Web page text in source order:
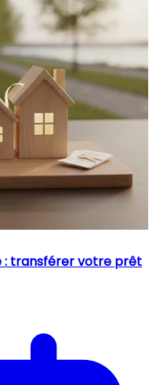
: transférer votre prêt